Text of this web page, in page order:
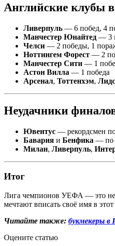
Английские клубы
Ливерпуль — 6 побед, 4
Манчестер Юнайтед — 3
Челси — 2 победы, 1
Ноттингем Форест — 2
Манчестер Сити — 1
Астон Вилла — 1 победа
Арсенал, Тоттенхэм, Лидс
Неудачники
Ювентус — рекордсмен
Бавария и Бенфика — по
Милан, Ливерпуль,
Итог
Лига чемпионов УЕФА — это не
мечтают вписать своё имя в
Читайте также: букмекеры в
Оцените статью